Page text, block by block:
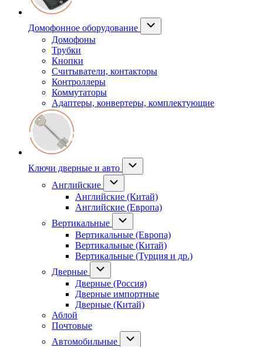
Домофонное оборудование
Домофоны
Трубки
Кнопки
Считыватели, контакторы
Контроллеры
Коммутаторы
Адаптеры, конвертеры, комплектующие
Ключи дверные и авто
Английские
Английские (Китай)
Английские (Европа)
Вертикальные
Вертикальные (Европа)
Вертикальные (Китай)
Вертикальные (Турция и др.)
Дверные
Дверные (Россия)
Дверные импортные
Дверные (Китай)
Аблой
Почтовые
Автомобильные